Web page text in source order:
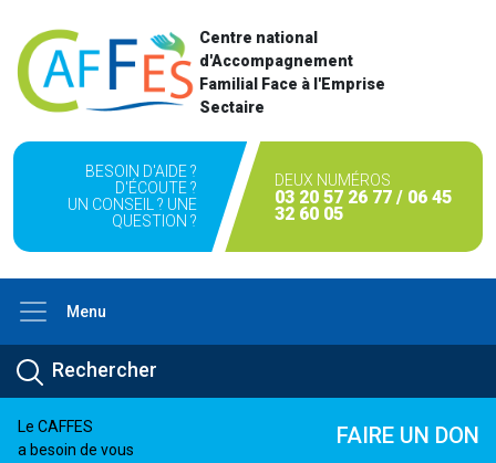
Centre national
d'Accompagnement
Familial Face à l'Emprise
Sectaire
BESOIN D'AIDE ?
D'ÉCOUTE ?
UN CONSEIL ? UNE
QUESTION ?
DEUX NUMÉROS
03 20 57 26 77 / 06 45
32 60 05
Menu
Le CAFFES
a besoin de vous
FAIRE UN DON